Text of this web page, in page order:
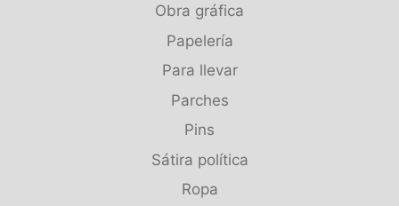
Obra gráfica
Papelería
Para llevar
Parches
Pins
Sátira política
Ropa